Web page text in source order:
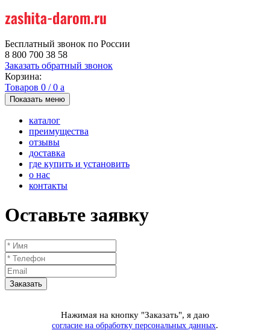
Бесплатный звонок по России
8 800 700 38 58
Заказать обратный звонок
Корзина:
Товаров 0 /0 a
Показать меню
каталог
преимущества
отзывы
доставка
где купить и установить
о нас
контакты
Оставьте заявку
Нажимая на кнопку "Заказать", я даю
согласие на обработку персональных данных.